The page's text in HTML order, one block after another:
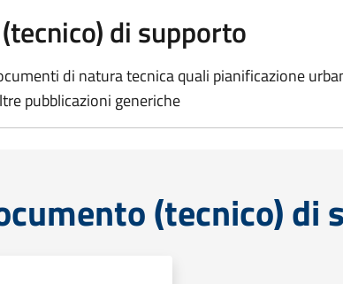
di supporto
di natura tecnica quali pianificazione
pubblicazioni generiche
(tecnico) di